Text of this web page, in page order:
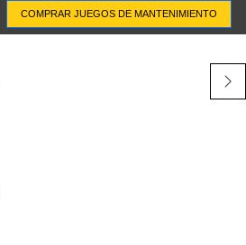
COMPRAR JUEGOS DE MANTENIMIENTO